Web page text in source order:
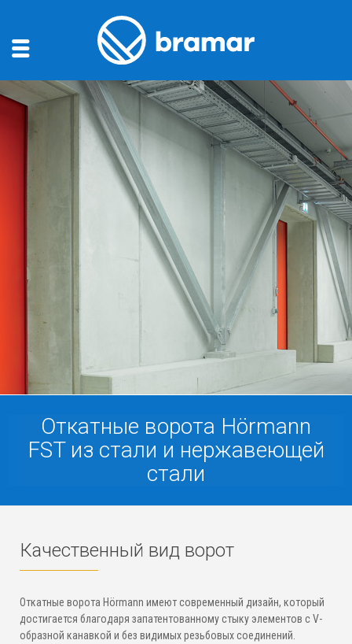
Откатные ворота Hörmann
FST из стали и нержавеющей
стали
Качественный вид ворот
Откатные ворота Hörmann имеют современный дизайн, который
достигается благодаря запатентованному стыку элементов с V-
образной канавкой и без видимых резьбовых соединений.